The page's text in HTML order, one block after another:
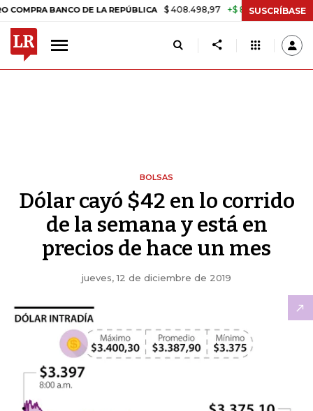
BANCO DE LA REPÚBLICA $ 408.498,97 +$ 8.753,81 +2,19%
SUSCRÍBASE
BOLSAS
Dólar cayó $42 en lo corrido
de la semana y está en
precios de hace un mes
jueves, 12 de diciembre de 2019